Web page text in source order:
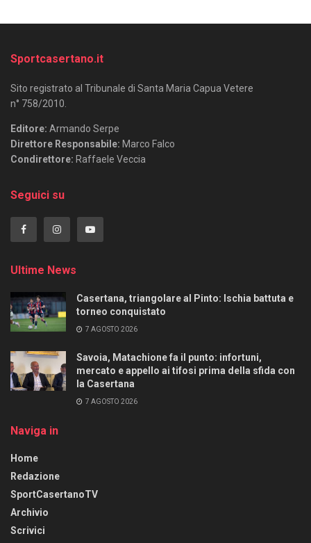
Sportcasertano.it
Sito registrato al Tribunale di Santa Maria Capua Vetere
n° 758/2010.
Editore: Armando Serpe
Direttore Responsabile: Marco Falco
Condirettore: Raffaele Veccia
Seguici su
Ultime News
Casertana, triangolare al Pinto: Ischia battuta e
torneo conquistato
7 AGOSTO 2026
Savoia, Matachione fa il punto: infortuni,
mercato e appello ai tifosi prima della sfida con
la Casertana
7 AGOSTO 2026
Naviga in
Home
Redazione
SportCasertanoTV
Archivio
Scrivici